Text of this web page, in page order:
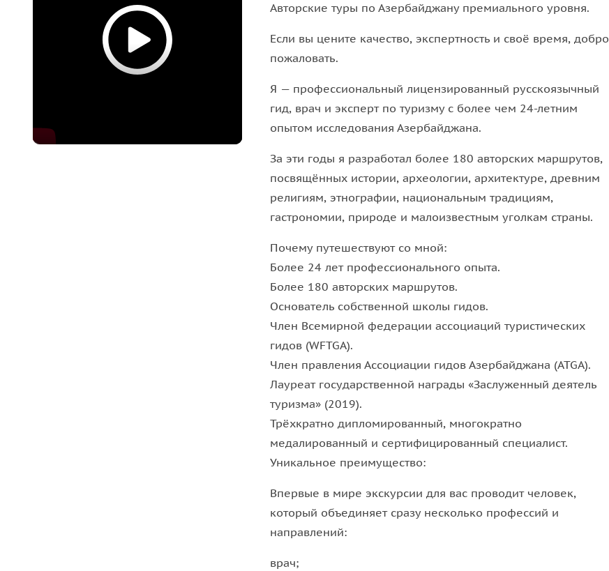
специальные кебаб, приготовленный по древним рецептам. Избегайте банальных маршрутов,
одарите себе возможность по-настоящему узнать эти прекрасные места.
Важная информация:
Пожалуйста, надевайте комфортную одежду по погоде и удобную обувь.
Авторские туры по Азербайджану премиального уровня.
Если вы цените качество, экспертность и своё время, добро
пожаловать.
Я — профессиональный лицензированный русскоязычный
гид, врач и эксперт по туризму с более чем 24-летним
опытом исследования Азербайджана.
За эти годы я разработал более 180 авторских маршрутов,
посвящённых истории, археологии, архитектуре, древним
религиям, этнографии, национальным традициям,
гастрономии, природе и малоизвестным уголкам страны.
Почему путешествуют со мной:
Более 24 лет профессионального опыта.
Более 180 авторских маршрутов.
Основатель собственной школы гидов.
Член Всемирной федерации ассоциаций туристических
гидов (WFTGA).
Член правления Ассоциации гидов Азербайджана (ATGA).
Лауреат государственной награды «Заслуженный деятель
туризма» (2019).
Трёхкратно дипломированный, многократно
медалированный и сертифицированный специалист.
Уникальное преимущество:
Впервые в мире экскурсии для вас проводит человек,
который объединяет сразу несколько профессий и
направлений:
врач;